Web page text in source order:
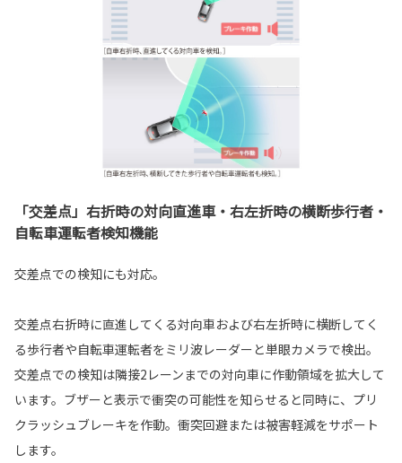
「交差点」右折時の対向直進車・右左折時の横断歩行者・
自転車運転者検知機能
交差点での検知にも対応。
交差点右折時に直進してくる対向車および右左折時に横断してく
る歩行者や自転車運転者をミリ波レーダーと単眼カメラで検出。
交差点での検知は隣接2レーンまでの対向車に作動領域を拡大して
います。ブザーと表示で衝突の可能性を知らせると同時に、プリ
クラッシュブレーキを作動。衝突回避または被害軽減をサポート
します。